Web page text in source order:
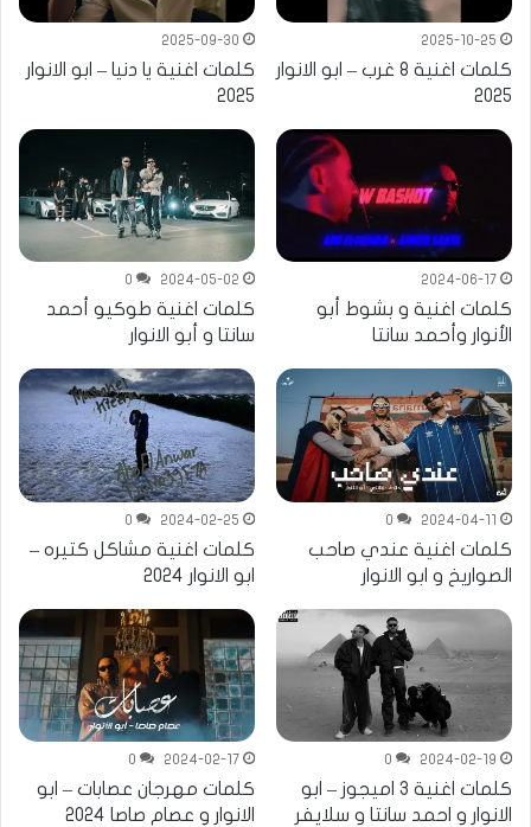
2025-10-25
كلمات اغنية 8 غرب – ابو الانوار
2025
2025-09-30
كلمات اغنية يا دنيا – ابو الانوار
2025
2024-06-17
كلمات اغنية و بشوط أبو
الأنوار وأحمد سانتا
2024-05-02
0
كلمات اغنية طوكيو أحمد
سانتا و أبو الانوار
2024-04-11
0
كلمات اغنية عندي صاحب
الصواريخ و ابو الانوار
2024-02-25
0
كلمات اغنية مشاكل كتيره –
ابو الانوار 2024
2024-02-19
0
كلمات اغنية 3 اميجوز – ابو
الانوار و احمد سانتا و سلايفر
2024-02-17
0
كلمات مهرجان عصابات – ابو
الانوار و عصام صاصا 2024